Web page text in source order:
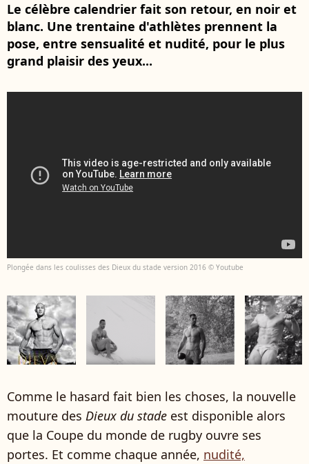
Le célèbre calendrier fait son retour, en noir et
blanc. Une trentaine d'athlètes prennent la
pose, entre sensualité et nudité, pour le plus
grand plaisir des yeux...
Plongée dans les coulisses des Dieux du stade version 2016 © Youtube
Comme le hasard fait bien les choses, la nouvelle
mouture des Dieux du stade est disponible alors
que la Coupe du monde de rugby ouvre ses
portes. Et comme chaque année, nudité,